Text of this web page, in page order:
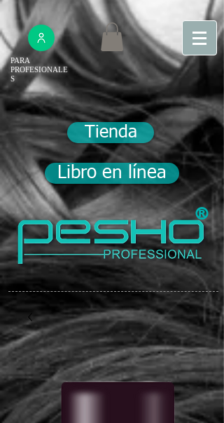
PARA
PROFESIONALE
S
Tienda
Libro en línea
®